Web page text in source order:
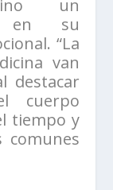
un
en su
“La
van
destacar
cuerpo
tiempo y
comunes